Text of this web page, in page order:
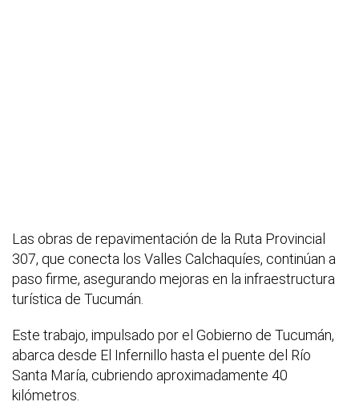
Las obras de repavimentación de la Ruta Provincial
307, que conecta los Valles Calchaquíes, continúan a
paso firme, asegurando mejoras en la infraestructura
turística de Tucumán.
Este trabajo, impulsado por el Gobierno de Tucumán,
abarca desde El Infernillo hasta el puente del Río
Santa María, cubriendo aproximadamente 40
kilómetros.